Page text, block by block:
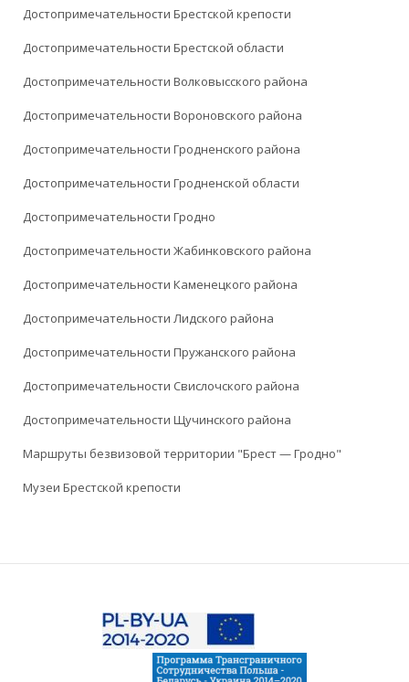
Достопримечательности Брестской крепости
Достопримечательности Брестской области
Достопримечательности Волковысского района
Достопримечательности Вороновского района
Достопримечательности Гродненского района
Достопримечательности Гродненской области
Достопримечательности Гродно
Достопримечательности Жабинковского района
Достопримечательности Каменецкого района
Достопримечательности Лидского района
Достопримечательности Пружанского района
Достопримечательности Свислочского района
Достопримечательности Щучинского района
Маршруты безвизовой территории "Брест — Гродно"
Музеи Брестской крепости